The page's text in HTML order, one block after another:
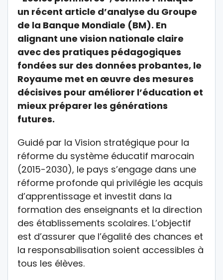
un récent article d’analyse du Groupe
de la Banque Mondiale (BM). En
alignant une vision nationale claire
avec des pratiques pédagogiques
fondées sur des données probantes, le
Royaume met en œuvre des mesures
décisives pour améliorer l’éducation et
mieux préparer les générations
futures.
Guidé par la Vision stratégique pour la
réforme du système éducatif marocain
(2015-2030), le pays s’engage dans une
réforme profonde qui privilégie les acquis
d’apprentissage et investit dans la
formation des enseignants et la direction
des établissements scolaires. L’objectif
est d’assurer que l’égalité des chances et
la responsabilisation soient accessibles à
tous les élèves.